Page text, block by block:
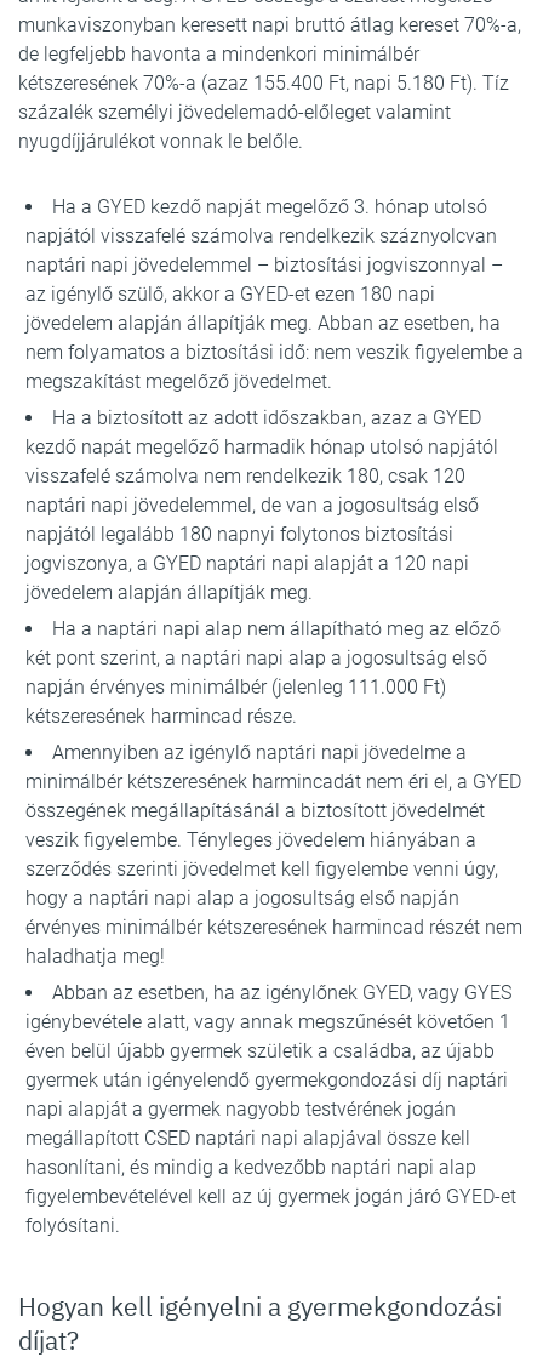
munkaviszonyban keresett napi bruttó átlag kereset 70%-a,
de legfeljebb havonta a mindenkori minimálbér
kétszeresének 70%-a (azaz 155.400 Ft, napi 5.180 Ft). Tíz
százalék személyi jövedelemadó-előleget valamint
nyugdíjjárulékot vonnak le belőle.
Ha a GYED kezdő napját megelőző 3. hónap utolsó
napjától visszafelé számolva rendelkezik száznyolcvan
naptári napi jövedelemmel – biztosítási jogviszonnyal –
az igénylő szülő, akkor a GYED-et ezen 180 napi
jövedelem alapján állapítják meg. Abban az esetben, ha
nem folyamatos a biztosítási idő: nem veszik figyelembe a
megszakítást megelőző jövedelmet.
Ha a biztosított az adott időszakban, azaz a GYED
kezdő napát megelőző harmadik hónap utolsó napjától
visszafelé számolva nem rendelkezik 180, csak 120
naptári napi jövedelemmel, de van a jogosultság első
napjától legalább 180 napnyi folytonos biztosítási
jogviszonya, a GYED naptári napi alapját a 120 napi
jövedelem alapján állapítják meg.
Ha a naptári napi alap nem állapítható meg az előző
két pont szerint, a naptári napi alap a jogosultság első
napján érvényes minimálbér (jelenleg 111.000 Ft)
kétszeresének harmincad része.
Amennyiben az igénylő naptári napi jövedelme a
minimálbér kétszeresének harmincadát nem éri el, a GYED
összegének megállapításánál a biztosított jövedelmét
veszik figyelembe. Tényleges jövedelem hiányában a
szerződés szerinti jövedelmet kell figyelembe venni úgy,
hogy a naptári napi alap a jogosultság első napján
érvényes minimálbér kétszeresének harmincad részét nem
haladhatja meg!
Abban az esetben, ha az igénylőnek GYED, vagy GYES
igénybevétele alatt, vagy annak megszűnését követően 1
éven belül újabb gyermek születik a családba, az újabb
gyermek után igényelendő gyermekgondozási díj naptári
napi alapját a gyermek nagyobb testvérének jogán
megállapított CSED naptári napi alapjával össze kell
hasonlítani, és mindig a kedvezőbb naptári napi alap
figyelembevételével kell az új gyermek jogán járó GYED-et
folyósítani.
Hogyan kell igényelni a gyermekgondozási
díjat?